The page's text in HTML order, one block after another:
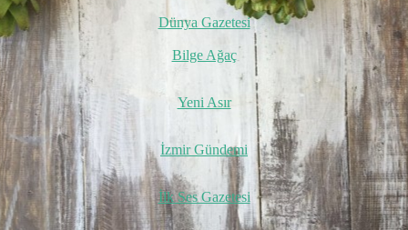
Dünya Gazetesi
Bilge Ağaç
Yeni Asır
İzmir Gündemi
İlk Ses Gazetesi